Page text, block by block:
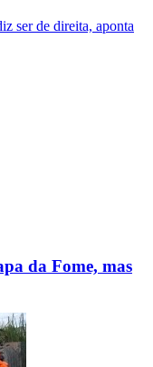
ser de direita, aponta
da Fome, mas